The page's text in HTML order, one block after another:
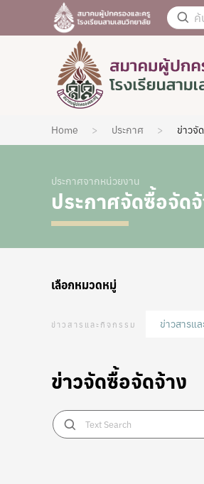
Home ประกาศ ข่าวจั
ประกาศจากหน่วยงาน
ประกาศจัดซื้อจัด
เลือกหมวดหมู่
ข่าวสารและกิจกรรม ข่าวสารแ
ข่าวจัดซื้อจัดจ้าง